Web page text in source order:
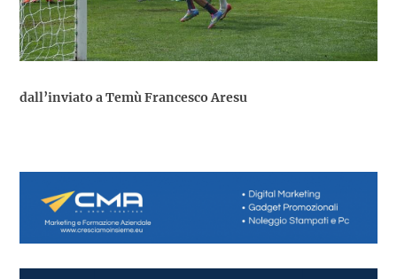
dall’inviato a Temù Francesco Aresu